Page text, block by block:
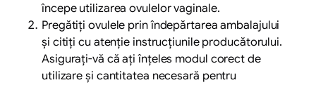
începe utilizarea ovulelor vaginale.
Pregătiți ovulele prin îndepărtarea ambalajului
și citiți cu atenție instrucțiunile producătorului.
Asigurați-vă că ați înțeles modul corect de
utilizare și cantitatea necesară pentru